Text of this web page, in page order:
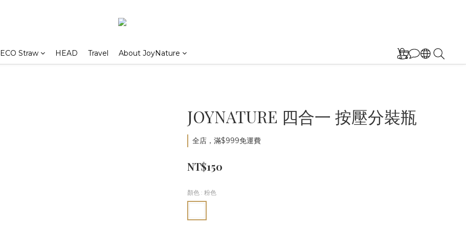
ECO Straw HEAD Travel About JoyNature
JOYNATURE 四合一 按壓分裝瓶
全店，滿$999免運費
NT$150
顏色 : 粉色